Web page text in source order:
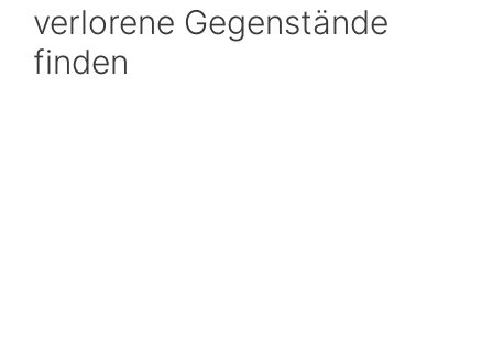
verlorene Gegenstände
finden